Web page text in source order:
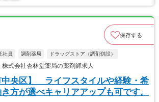
保存する
社員 調剤薬局 ドラッグストア（調剤併設）
式会社杏林堂薬局の薬剤師求人
中央区】 ライフスタイルや経験・希
方が選べキャリアアップも可です。